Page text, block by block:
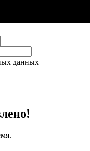
данных